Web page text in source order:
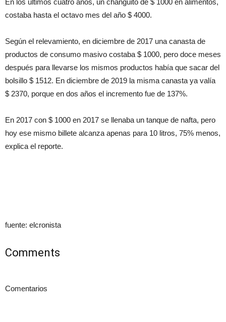
En los últimos cuatro años, un changuito de $ 1000 en alimentos,
costaba hasta el octavo mes del año $ 4000.
Según el relevamiento, en diciembre de 2017 una canasta de
productos de consumo masivo costaba $ 1000, pero doce meses
después para llevarse los mismos productos había que sacar del
bolsillo $ 1512. En diciembre de 2019 la misma canasta ya valía
$ 2370, porque en dos años el incremento fue de 137%.
En 2017 con $ 1000 en 2017 se llenaba un tanque de nafta, pero
hoy ese mismo billete alcanza apenas para 10 litros, 75% menos,
explica el reporte.
fuente: elcronista
Comments
Comentarios